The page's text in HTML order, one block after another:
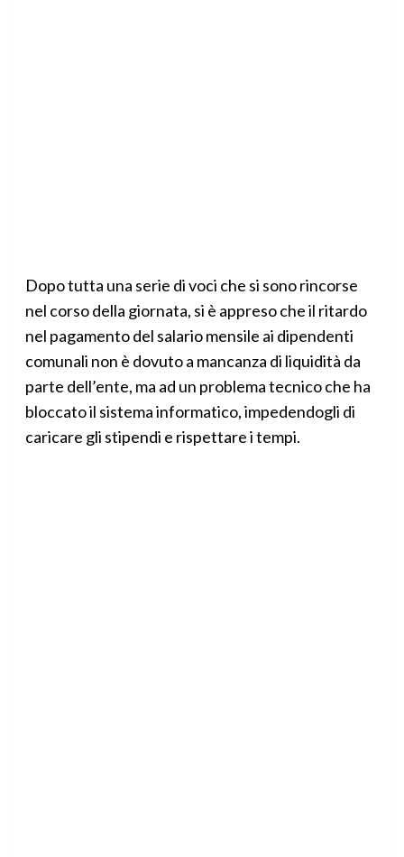
Dopo tutta una serie di voci che si sono rincorse
nel corso della giornata, si è appreso che il ritardo
nel pagamento del salario mensile ai dipendenti
comunali non è dovuto a mancanza di liquidità da
parte dell’ente, ma ad un problema tecnico che ha
bloccato il sistema informatico, impedendogli di
caricare gli stipendi e rispettare i tempi.